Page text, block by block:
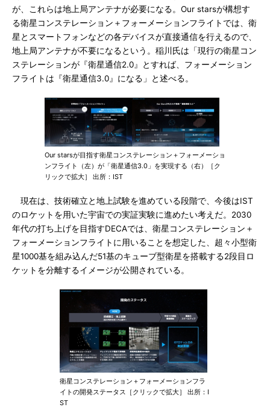
が、これらは地上局アンテナが必要になる。Our starsが構想す
る衛星コンステレーション＋フォーメーションフライトでは、衛
星とスマートフォンなどの各デバイスが直接通信を行えるので、
地上局アンテナが不要になるという。稲川氏は「現行の衛星コン
ステレーションが『衛星通信2.0』とすれば、フォーメーション
フライトは『衛星通信3.0』になる」と述べる。
Our starsが目指す衛星コンステレーション＋フォーメーショ
ンフライト（左）が「衛星通信3.0」を実現する（右）［ク
リックで拡大］ 出所：IST
現在は、技術確立と地上試験を進めている段階で、今後はIST
のロケットを用いた宇宙での実証実験に進めたい考えだ。2030
年代の打ち上げを目指すDECAでは、衛星コンステレーション＋
フォーメーションフライトに用いることを想定した、超々小型衛
星1000基を組み込んだ51基のキューブ型衛星を搭載する2段目ロ
ケットを分離するイメージが公開されている。
衛星コンステレーション＋フォーメーションフラ
イトの開発ステータス［クリックで拡大］ 出所：I
ST